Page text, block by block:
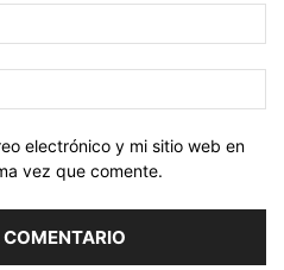
electrónico y mi sitio web en
vez que comente.